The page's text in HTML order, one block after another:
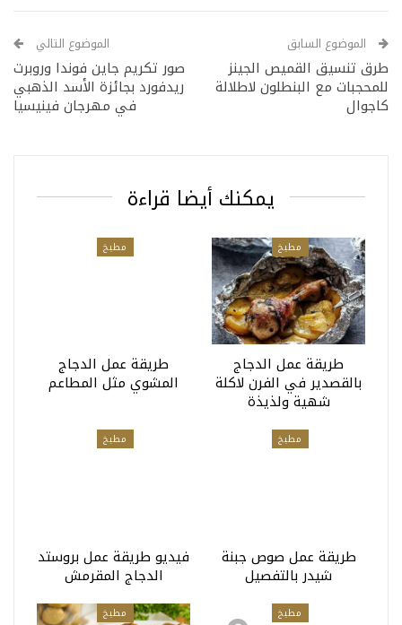
الموضوع السابق
طرق تنسيق القميص الجينز
للمحجبات مع البنطلون لاطلالة
كاجوال
الموضوع التالي
صور تكريم جاين فوندا وروبرت
ريدفورد بجائزة الأسد الذهبي
في مهرجان فينيسيا
يمكنك أيضا قراءة
مطبخ
طريقة عمل الدجاج
بالقصدير في الفرن لاكلة
شهية ولذيذة
مطبخ
طريقة عمل الدجاج
المشوي مثل المطاعم
مطبخ
طريقة عمل صوص جبنة
شيدر بالتفصيل
مطبخ
فيديو طريقة عمل بروستد
الدجاج المقرمش
مطبخ مطبخ